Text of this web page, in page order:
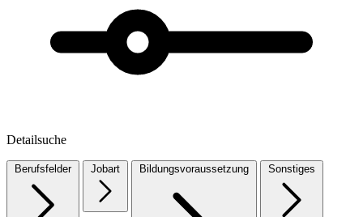
Detailsuche
Berufsfelder Jobart Bildungsvoraussetzung Sonstiges